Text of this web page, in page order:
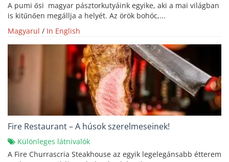
A pumi ősi magyar pásztorkutyáink egyike, aki a mai világban
is kitűnően megállja a helyét. Az örök bohóc,...
Magyarul / In English
Fire Restaurant – A húsok szerelmeseinek!
Különleges látnivalók
A Fire Churrascria Steakhouse az egyik legelegánsabb étterem